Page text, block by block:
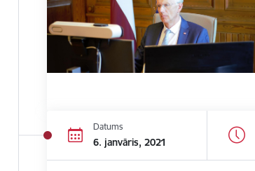
Datums
6. janvāris, 2021